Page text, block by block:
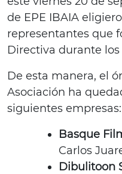
de EPE IBAIA
representantes que
Directiva durante
De esta manera, el
Asociación ha
siguientes empresas:
Basque
Carlos
Dibulitoon